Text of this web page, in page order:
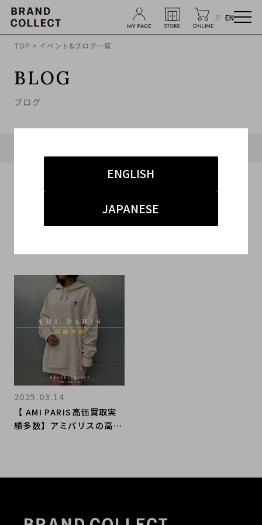
JP EN
ENGLISH
JAPANESE
TOP > イベント&ブログ一覧
BLOG
ブログ
【 AMI PARIS高価買取実
績多数】アミパリスの高額
でご売却を検討中の方にお
2025.03.14